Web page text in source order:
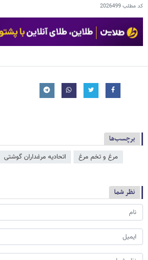
کد مطلب2026499
برچسب‌ها
مرغ و تخم مرغ اتحادیه مرغداران گوشتی
نظر شما